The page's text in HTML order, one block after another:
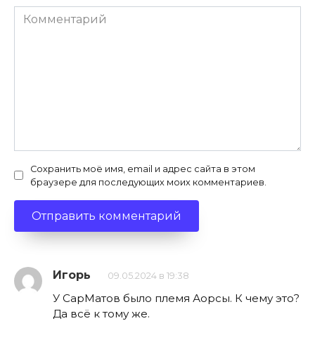
Комментарий
Сохранить моё имя, email и адрес сайта в этом
браузере для последующих моих комментариев.
Игорь 09.05.2024 в 19:38
У СарМатов было племя Аорсы. К чему это?
Да всё к тому же.